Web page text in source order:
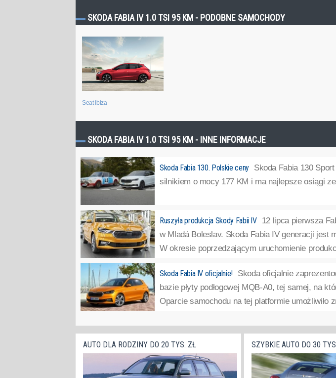
SKODA FABIA IV 1.0 TSI 95 KM - PODOBNE SAMOCHODY
Seat Ibiza
SKODA FABIA IV 1.0 TSI 95 KM - INNE INFORMACJE
Skoda Fabia 130. Polskie ceny Skoda Fabia 130
silnikiem o mocy 177 KM i ma najlepsze osiągi
Ruszyła produkcja Skody Fabii IV 12 lipca pierwsza
w Mladá Boleslav. Skoda Fabia IV generacji jest
W okresie poprzedzającym uruchomienie
Skoda Fabia IV oficjalnie! Skoda oficjalnie
bazie płyty podłogowej MQB-A0, tej samej, na
Oparcie samochodu na tej platformie umożliwiło
AUTO DLA RODZINY DO 20 TYS. ZŁ SZYBKIE AUTO DO 30